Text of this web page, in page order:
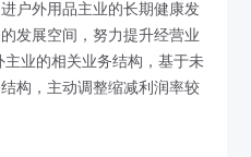
户外用品主业的长期健康发
发展空间，努力提升经营业
业的相关业务结构，基于未
构，主动调整缩减利润率较